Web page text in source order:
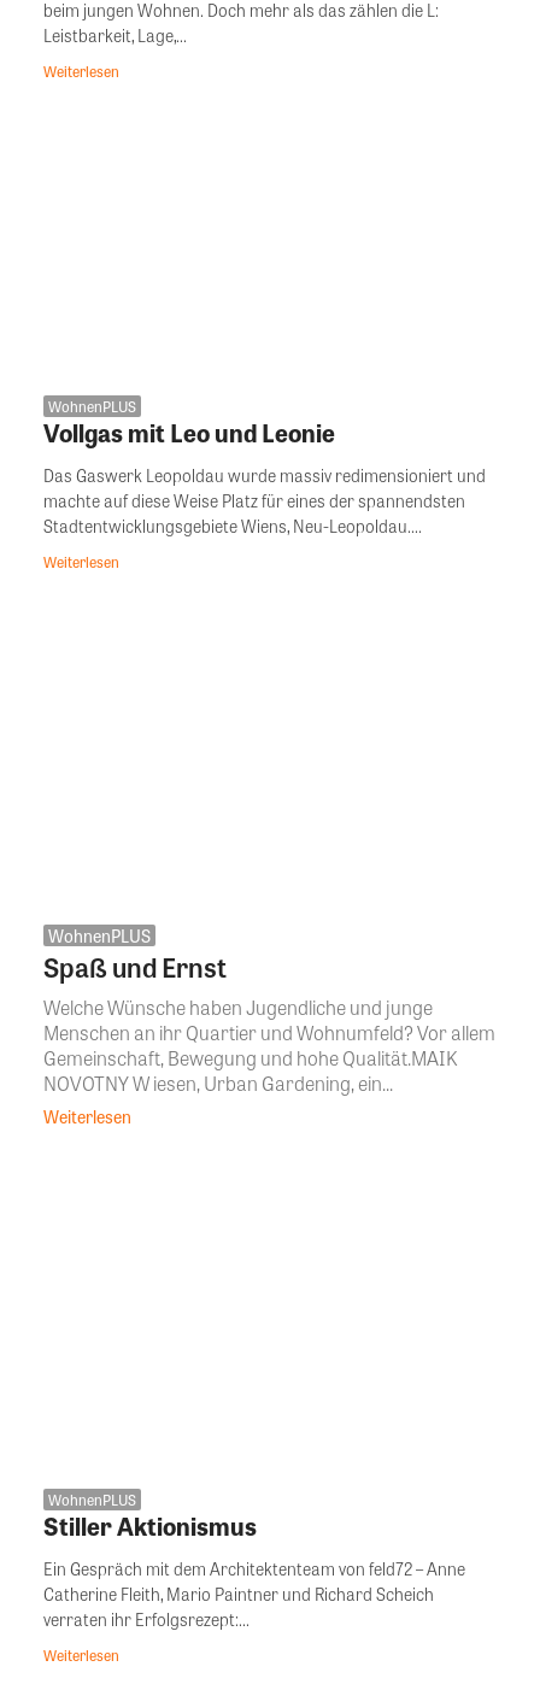
beim jungen Wohnen. Doch mehr als das zählen die L:
Leistbarkeit, Lage,...
Weiterlesen
WohnenPLUS
Vollgas mit Leo und Leonie
Das Gaswerk Leopoldau wurde massiv redimensioniert und
machte auf diese Weise Platz für eines der spannendsten
Stadtentwicklungsgebiete Wiens, Neu-Leopoldau....
Weiterlesen
WohnenPLUS
Spaß und Ernst
Welche Wünsche haben Jugendliche und junge
Menschen an ihr Quartier und Wohnumfeld? Vor allem
Gemeinschaft, Bewegung und hohe Qualität.MAIK
NOVOTNY W iesen, Urban Gardening, ein...
Weiterlesen
WohnenPLUS
Stiller Aktionismus
Ein Gespräch mit dem Architektenteam von feld72 – Anne
Catherine Fleith, Mario Paintner und Richard Scheich
verraten ihr Erfolgsrezept:...
Weiterlesen